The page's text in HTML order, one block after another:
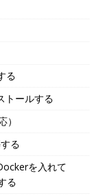
る
トールする
る
を入れて
る